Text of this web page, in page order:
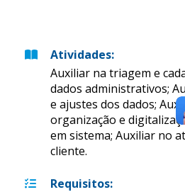
Atividades:
Auxiliar na triagem e
dados administrativos;
e ajustes dos dados;
organização e
em sistema; Auxiliar no
cliente.
Requisitos: